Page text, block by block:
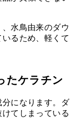
水鳥由来のダウ
るため、軽くて
たケラチン
になります。ダ
てしまっている